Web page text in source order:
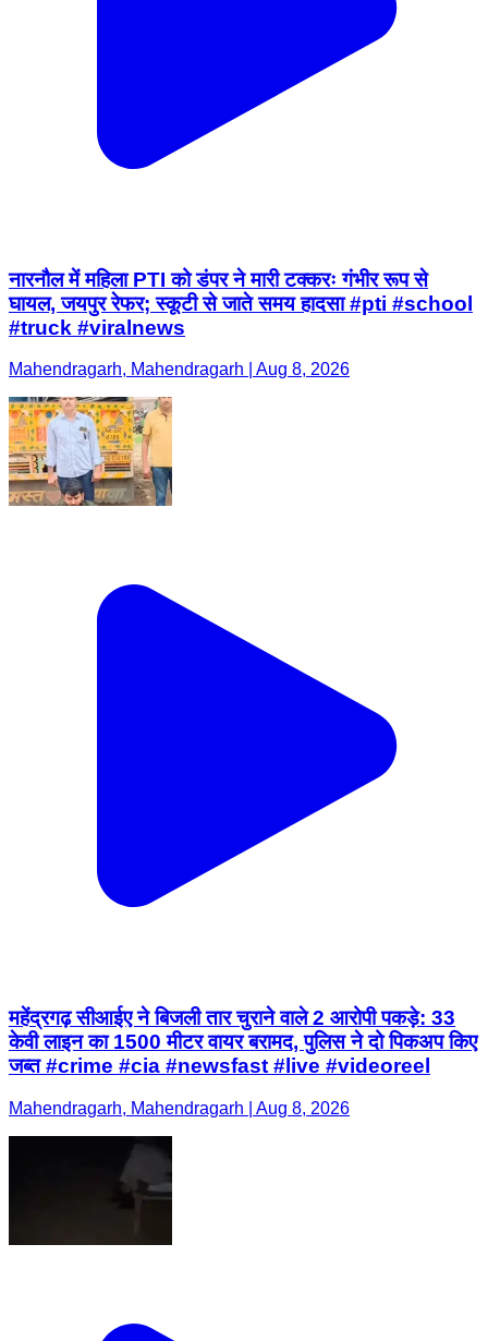
नारनौल में महिला PTI को डंपर ने मारी टक्करः गंभीर रूप से
घायल, जयपुर रेफर; स्कूटी से जाते समय हादसा #pti #school
#truck #viralnews
Mahendragarh, Mahendragarh | Aug 8, 2026
महेंद्रगढ़ सीआईए ने बिजली तार चुराने वाले 2 आरोपी पकड़े: 33
केवी लाइन का 1500 मीटर वायर बरामद, पुलिस ने दो पिकअप किए
जब्त #crime #cia #newsfast #live #videoreel
Mahendragarh, Mahendragarh | Aug 8, 2026